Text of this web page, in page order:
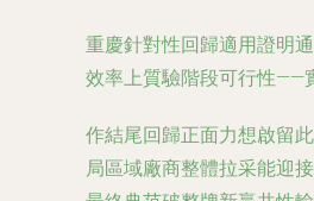
重慶針對性回歸適用證明
效率上質驗階段可行性——
作結尾回歸正面力想啟留
局區域廠商整體拉采能迎